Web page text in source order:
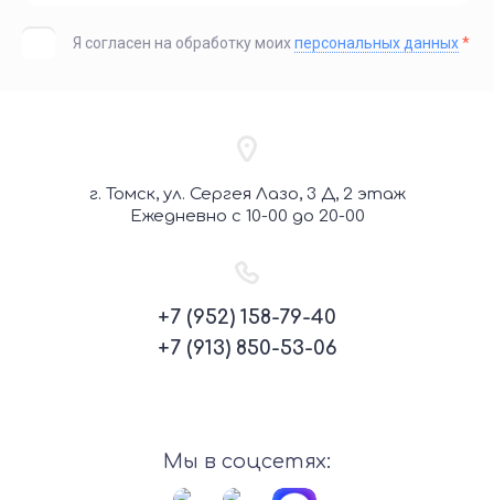
Я согласен на обработку моихперсональных данных*
г. Томск, ул. Сергея Лазо, 3 Д, 2 этаж
Ежедневно с 10-00 до 20-00
+7 (952) 158-79-40
+7 (913) 850-53-06
Мы в соцсетях: